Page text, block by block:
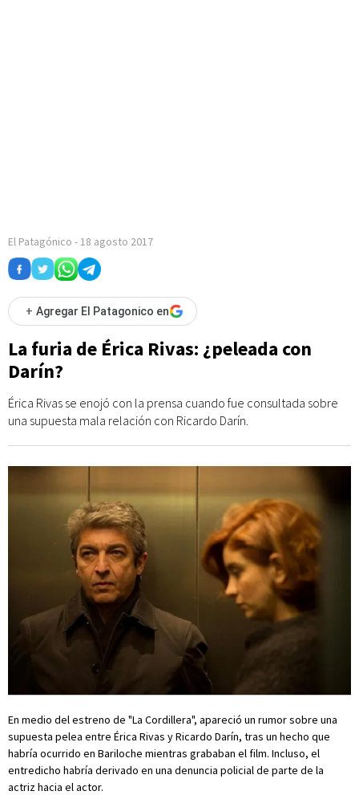
El Patagónico - 18 agosto 2017
+ Agregar El Patagonico en
La furia de Érica Rivas: ¿peleada con
Darín?
Érica Rivas se enojó con la prensa cuando fue consultada sobre
una supuesta mala relación con Ricardo Darín.
En medio del estreno de "La Cordillera", apareció un rumor sobre una
supuesta pelea entre Érica Rivas y Ricardo Darín, tras un hecho que
habría ocurrido en Bariloche mientras grababan el film. Incluso, el
entredicho habría derivado en una denuncia policial de parte de la
actriz hacia el actor.